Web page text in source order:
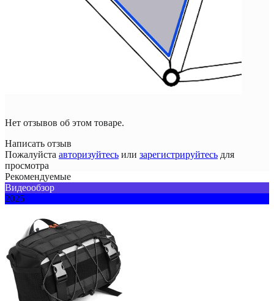
Нет отзывов об этом товаре.
Написать отзыв
Пожалуйста авторизуйтесь или зарегистрируйтесь для
просмотра
Рекомендуемые
Видеообзор
2025